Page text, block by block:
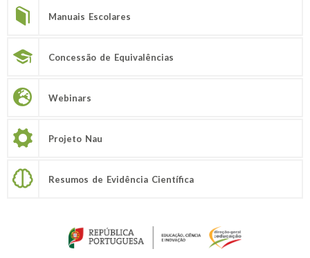
Manuais Escolares
Concessão de Equivalências
Webinars
Projeto Nau
Resumos de Evidência Científica